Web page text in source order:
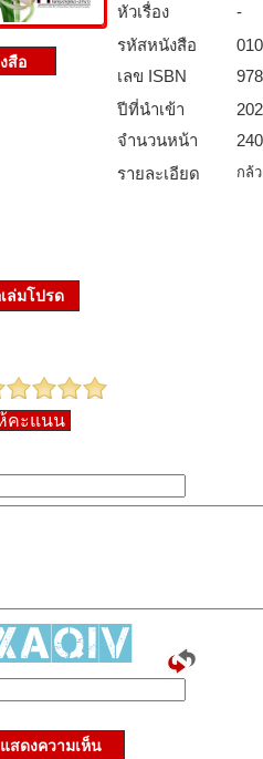
หัวเรื่อง
-
รหัสหนังสือ­
เลข ISBN
ปีที่นำเข้า
จำนวนหน้า
240
รายละเอียด
กล้
ล่มโปรด
คะแนน
สดงความเห็น